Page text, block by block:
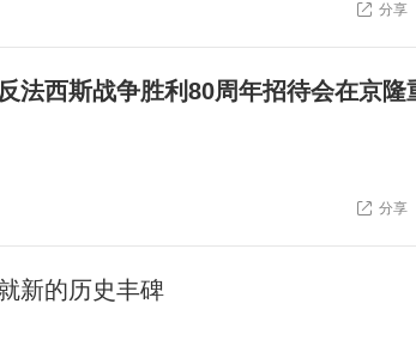
分享
法西斯战争胜利80周年招待会在京隆
分享
新的历史丰碑